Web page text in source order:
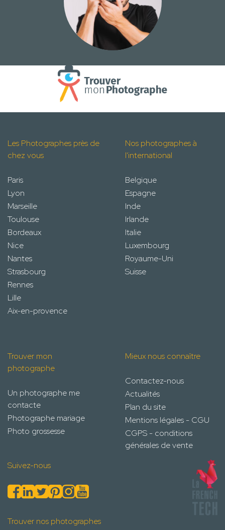
Les Photographes près de
chez vous
Paris
Lyon
Marseille
Toulouse
Bordeaux
Nice
Nantes
Strasbourg
Rennes
Lille
Aix-en-provence
Nos photographes à
l'international
Belgique
Espagne
Inde
Irlande
Italie
Luxembourg
Royaume-Uni
Suisse
Trouver mon
photographe
Un photographe me
contacte
Photographe mariage
Photo grossesse
Mieux nous connaître
Contactez-nous
Actualités
Plan du site
Mentions légales - CGU
CGPS - conditions
générales de vente
Suivez-nous
Trouver nos photographes